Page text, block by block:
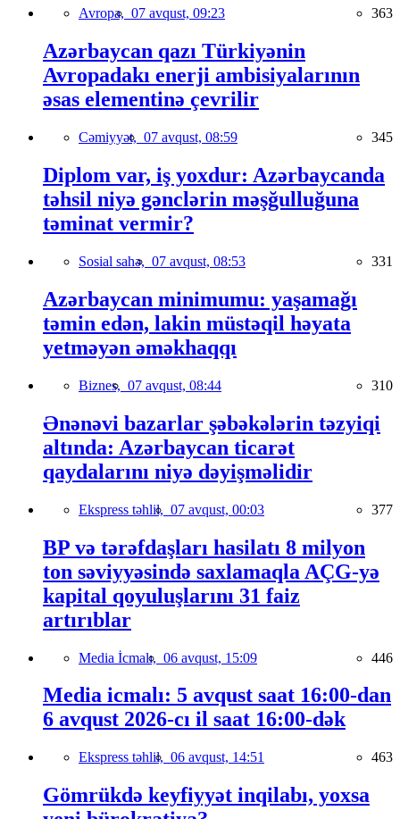
Avropa, 07 avqust, 09:23 363
Azərbaycan qazı Türkiyənin
Avropadakı enerji ambisiyalarının
əsas elementinə çevrilir
Cəmiyyət, 07 avqust, 08:59 345
Diplom var, iş yoxdur: Azərbaycanda
təhsil niyə gənclərin məşğulluğuna
təminat vermir?
Sosial sahə, 07 avqust, 08:53 331
Azərbaycan minimumu: yaşamağı
təmin edən, lakin müstəqil həyata
yetməyən əməkhaqqı
Biznes, 07 avqust, 08:44 310
Ənənəvi bazarlar şəbəkələrin təzyiqi
altında: Azərbaycan ticarət
qaydalarını niyə dəyişməlidir
Ekspress təhlil, 07 avqust, 00:03 377
BP və tərəfdaşları hasilatı 8 milyon
ton səviyyəsində saxlamaqla AÇG-yə
kapital qoyuluşlarını 31 faiz
artırıblar
Media İcmalı, 06 avqust, 15:09 446
Media icmalı: 5 avqust saat 16:00-dan
6 avqust 2026-cı il saat 16:00-dək
Ekspress təhlil, 06 avqust, 14:51 463
Gömrükdə keyfiyyət inqilabı, yoxsa